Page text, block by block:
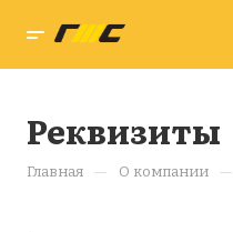
Реквизиты
Главная — О компании —